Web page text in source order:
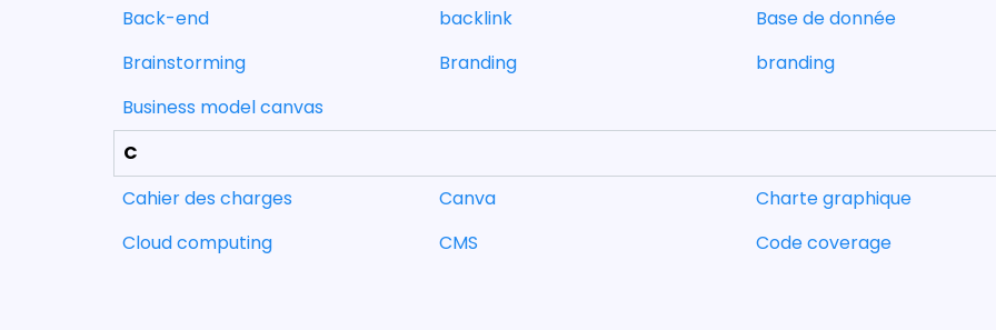
Back-end
backlink Base de donnée
Brainstorming
Branding branding
Business model canvas
C
Cahier des charges
Canva Charte graphique
Cloud computing
CMS Code coverage